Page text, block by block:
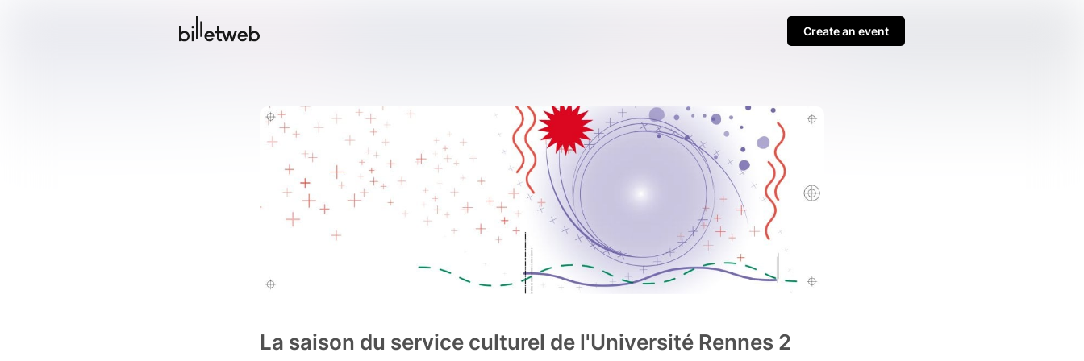
Create an event
La saison du service culturel de l'Université Rennes 2